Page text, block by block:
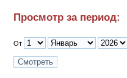
Просмотр за период:
От